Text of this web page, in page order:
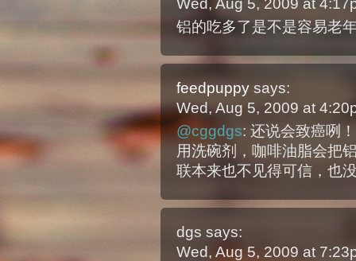
Wed, Aug 5, 2009 at
铝的吃多了是不是容易老
feedpuppy says:
Wed, Aug 5, 2009 at
@cggdgs: 还说会致癌咧
用洗碗剂，咖啡油脂会把
联本来也不见得可信，也
dgs says:
Wed, Aug 5, 2009 at